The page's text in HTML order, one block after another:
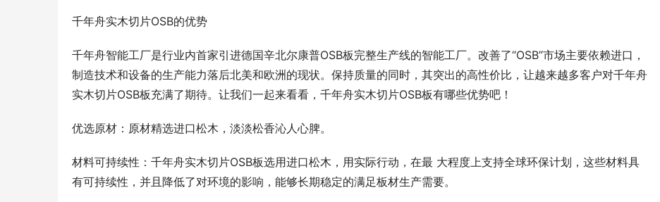
千年舟实木切片OSB的优势
千年舟智能工厂是行业内首家引进德国辛北尔康普OSB板完整生产线的智能工厂。改善了“OSB”市场主要依赖进口，
制造技术和设备的生产能力落后北美和欧洲的现状。保持质量的同时，其突出的高性价比，让越来越多客户对千年舟
实木切片OSB板充满了期待。让我们一起来看看，千年舟实木切片OSB板有哪些优势吧！
优选原材：原材精选进口松木，淡淡松香沁人心脾。
材料可持续性：千年舟实木切片OSB板选用进口松木，用实际行动，在最 大程度上支持全球环保计划，这些材料具
有可持续性，并且降低了对环境的影响，能够长期稳定的满足板材生产需要。